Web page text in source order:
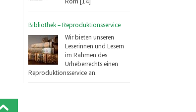
Bibliothek – Reproduktionsservice
Wir bieten unseren
Leserinnen und Lesern
im Rahmen des
Urheberrechts einen
Reproduktionsservice an.